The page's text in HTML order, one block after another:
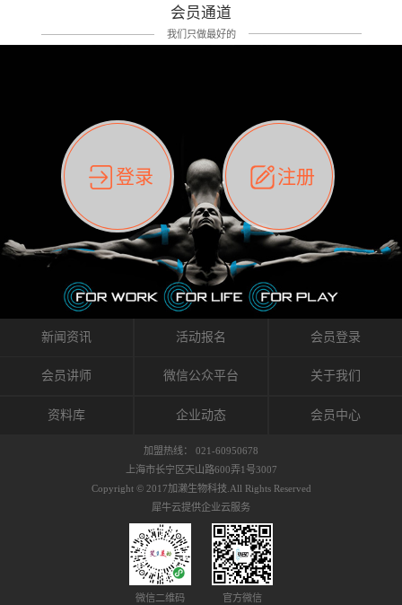
痛影响走路。当天疼痛部贴了EDF和胃十字，膝
关节贴了半月板贴布。第2天第12肋部的EDF和
消失，贴布也没有出现进一步瘙痒过敏。而膝
关节的半月板贴布张力用的100%，但自始至终
它都很坚强的贴着，没有出现过任何瘙痒的迹
象。不同的条件下，同一个身体，不同的部位
皮肤的敏感度也有不同。因此我们KINESIO要做
的，是在研发生产过程中竭尽全力的降低致敏
性，减少贴布本身带来的致敏率。那到底是什
么原因引起的过敏瘙痒呢？我整理了以下内容
仅供大家参考，希望能给予大家帮助。首先我
们分析解剖下过敏的原因，然后简说一下
KINESIO贴布贴扎后预防应对。我把导致过敏的
原因，简单分为外因和内因。外因1，贴布贴布
括：1）面料的伸展率、回缩率、纤维的刺激
能会给皮肤带来过度的刺激，从而引起过敏瘙
以激发身体的自然愈合能力。 通常，药物会削
弱细胞因子的作用，单方面还会引起副作用的
症状。 与此相比，Kinesio肌内效贴创造了细
的控制仍有许多未知。 细胞因子是一种酵素，
各种各样的酵素起着适当的作用，为细胞创造
了适合居住的环境。 在现代医学上，这种细胞
因子是一种酶的观点往往被否定，但在体内有
有毒细菌和无毒细菌，它们起着保持身体平衡
的作用。 Kinesio肌内效贴不像药物那样在短时
间内表现出症状，而是通过花费时间创造一个
对身体没有伤害（副作用等）的环境来减轻症
状。 但是，由于营养、精神、运动的平衡被破
坏，各种细胞就会发生病态变化。 在一定的状
态下，细胞因子会自动捕捉异常，并在细胞之
间传递适当的修复信息。可以收集各自所需的
因子级联；细胞因子的连锁反应）。 如果这种
者甚至提供不需要的物质。 因此，身体所需的
自然愈合能力不仅不能发挥作用，反而会造成
恶化的环境。Kinesio肌内效贴的作用，就是解
决这些问题。 KinesioTaping ® （Kinesio贴扎
疗法）的概念是空（空间），动（流动），冷
（抑制热的上升），为了实现这些，贴布的质
作出来。 特别地，Kinesio Medical
Tappling®（Kinesio医疗贴扎）通过从皮肤表面
长时间给予适...
状，而是指贴布本身很重量，以及贴布刺激的
类型。贴布的应用充分利用了体内由间质液组
成的自然流体力学的流体层。这种轻微的刺激
间，还可以在单片贴布上提供支持和深度刺
激。通过对间质液的适当控制，可以连接皮下
筋膜，对关节进行非常轻柔的刺激，增加患部
的治疗区域。 snowflake“雪花”贴布不会妨碍皮
肤上下左右运动，有效的辅助修复关节周围组
织的筋膜。它可以作用于关节或肌肉表面，释
放压力，刺激深层筋膜。“雪花”贴扎疗法是一
种可以改变肌肉、筋膜和间质液之间自然流动
关系的方法。 间质液间质被称为人体的新器
官。研究人员认为，整个身体的网络是由坚韧
且柔软的蛋白质结构所支撑的相互连接的充满
流体的空间构成的。如果作为脏器，这是人体
最大的脏器，约占体重的20%（相比之下，皮
内流通，有助于细胞的再生和恢复。“1”“雪花”
周围进行轻柔的刺激，改善受影响的关节和肌
到辅助修复损伤组织的作用。对组织的营养供
膜，韧带和关节周围皮下组织的关节囊。 流
体力学理论加濑博士-Kinesio肌内效贴布的发明
人流体力学理论是以对日常生活产生反复影响
的纤细筋膜的性质为焦点。 筋膜容易受到外部
会员通道
我们只做最好的
登录 注册
新闻资讯 活动报名 会员登录
会员讲师 微信公众平台 关于我们
资料库 企业动态 会员中心
加盟热线： 021-60950678
上海市长宁区天山路600弄1号3007
Copyright © 2017加濑生物科技.All Rights Reserved
犀牛云提供企业云服务
微信二维码 官方微信